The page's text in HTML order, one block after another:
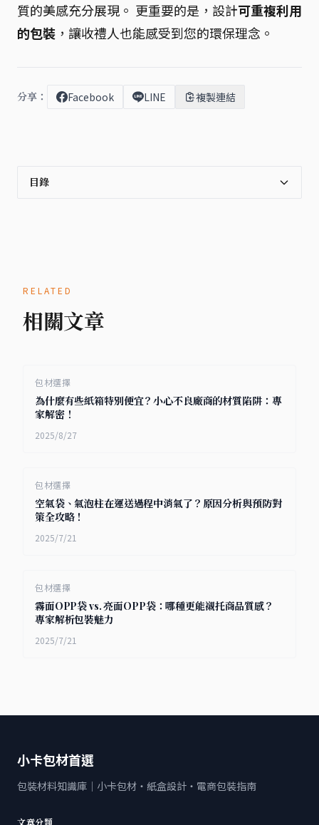
質的美感充分展現。 更重要的是，設計可重複利用
的包裝 ，讓收禮人也能感受到您的環保理念。
分享： Facebook LINE 複製連結
目錄
RELATED
相關文章
包材選擇
為什麼有些紙箱特別便宜？小心不良廠商的材質陷阱：專
家解密！
2025/8/27
包材選擇
空氣袋、氣泡柱在運送過程中消氣了？原因分析與預防對
策全攻略！
2025/7/21
包材選擇
霧面OPP袋 vs. 亮面OPP袋：哪種更能襯托商品質感？
專家解析包裝魅力
2025/7/21
小卡包材首選
包裝材料知識庫｜小卡包材・紙盒設計・電商包裝指南
文章分類